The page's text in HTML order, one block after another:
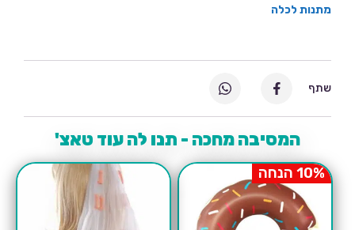
מתנות לכלה
המסיבה מחכה - תנו לה עוד טאצ'
10% הנחה
שתף